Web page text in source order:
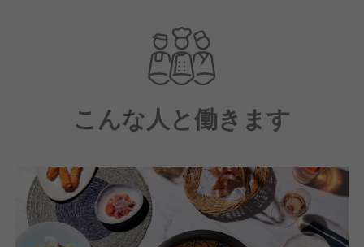
スペインの海辺にいるような、日常を忘れさせる「特
別な時間」を創り上げています。
こんな人と働きます